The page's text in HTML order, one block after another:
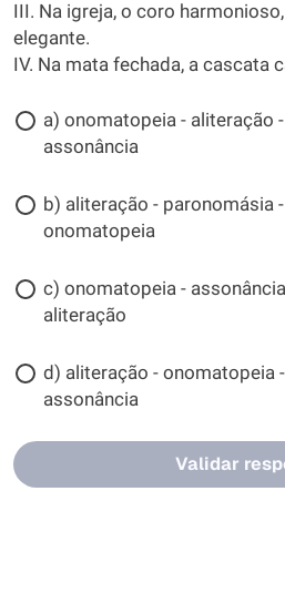
III. Na igreja, o coro
elegante.
IV. Na mata fechada, a cascata
a) onomatopeia - aliteração
assonância
b) aliteração - paronomásia
onomatopeia
c) onomatopeia -
aliteração
d) aliteração - onomatopeia
assonância
Validar